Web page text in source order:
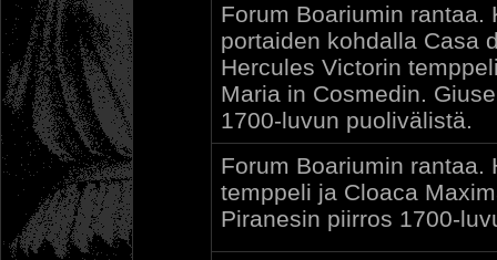
Forum Boariumin rantaa.
portaiden kohdalla Casa
Hercules Victorin
Maria in Cosmedin.
1700-luvun puolivälistä.
Forum Boariumin rantaa.
temppeli ja Cloaca
Piranesin piirros 1700-